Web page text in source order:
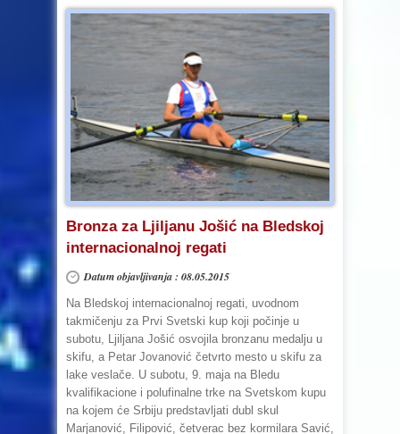
Bronza za Ljiljanu Jošić na Bledskoj
internacionalnoj regati
Datum objavljivanja : 08.05.2015
Na Bledskoj internacionalnoj regati, uvodnom
takmičenju za Prvi Svetski kup koji počinje u
subotu, Ljiljana Jošić osvojila bronzanu medalju u
skifu, a Petar Jovanović četvrto mesto u skifu za
lake veslače. U subotu, 9. maja na Bledu
kvalifikacione i polufinalne trke na Svetskom kupu
na kojem će Srbiju predstavljati dubl skul
Marjanović, Filipović, četverac bez kormilara Savić,